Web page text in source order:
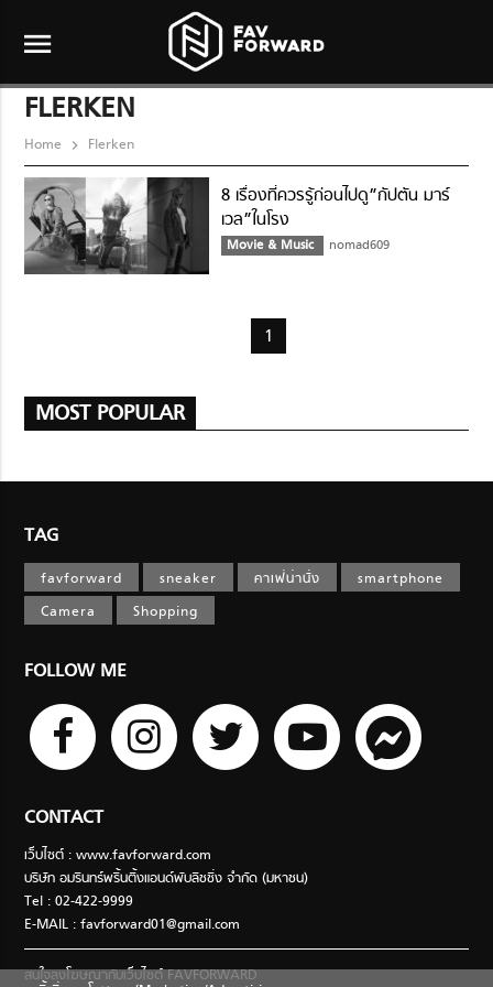
menu
FLERKEN
Home Flerken
8 เรื่องที่ควรรู้ก่อนไปดู”กัปตัน มาร์
เวล”ในโรง
Movie & Music nomad609
1
MOST POPULAR
TAG
favforward sneaker คาเฟ่น่านั่ง
smartphone
Camera
Shopping
FOLLOW ME
CONTACT
เว็บไซต์ : www.favforward.com
บริษัท อมรินทร์พริ้นติ้งแอนด์พับลิชชิ่ง จำกัด (มหาชน)
Tel : 02-422-9999
E-MAIL :favforward01@gmail.com
สนใจลงโฆษณากับเว็บไซต์ FAVFORWARD